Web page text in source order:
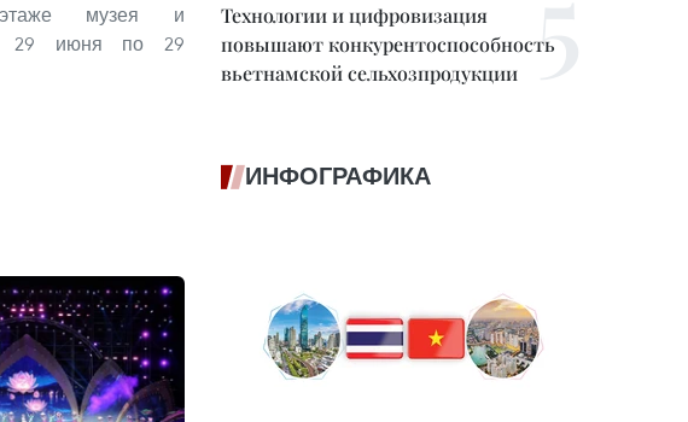
этаже музея и
29 июня по 29
Технологии и цифровизация
повышают конкурентоспособность
вьетнамской сельхозпродукции
ИНФОГРАФИКА